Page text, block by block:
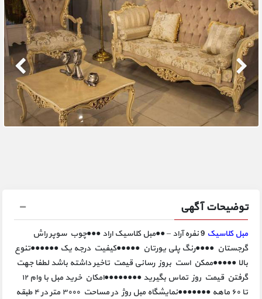
توضیحات آگهی
مبل کلاسیک
9 نفره آراد – ●●مبل کلاسیک اراد ●●●چوب سوپر راش
گرجستان ●●●●رنگ پلی یورتان ●●●●●کیفیت درجه یک ●●●●●●تنوع
بالا ●●●●●ممکن است بروز رسانی قیمت تاخیر داشته باشد لطفا جهت
گرفتن قیمت روز تماس بگیرید ●●●●●●●●امکان خرید مبل با وام ۱۲
تا ۶۰ ماهه ●●●●●●●نمایشگاه مبل روژ در مساحت ۳۰۰۰ متر در ۴ طبقه